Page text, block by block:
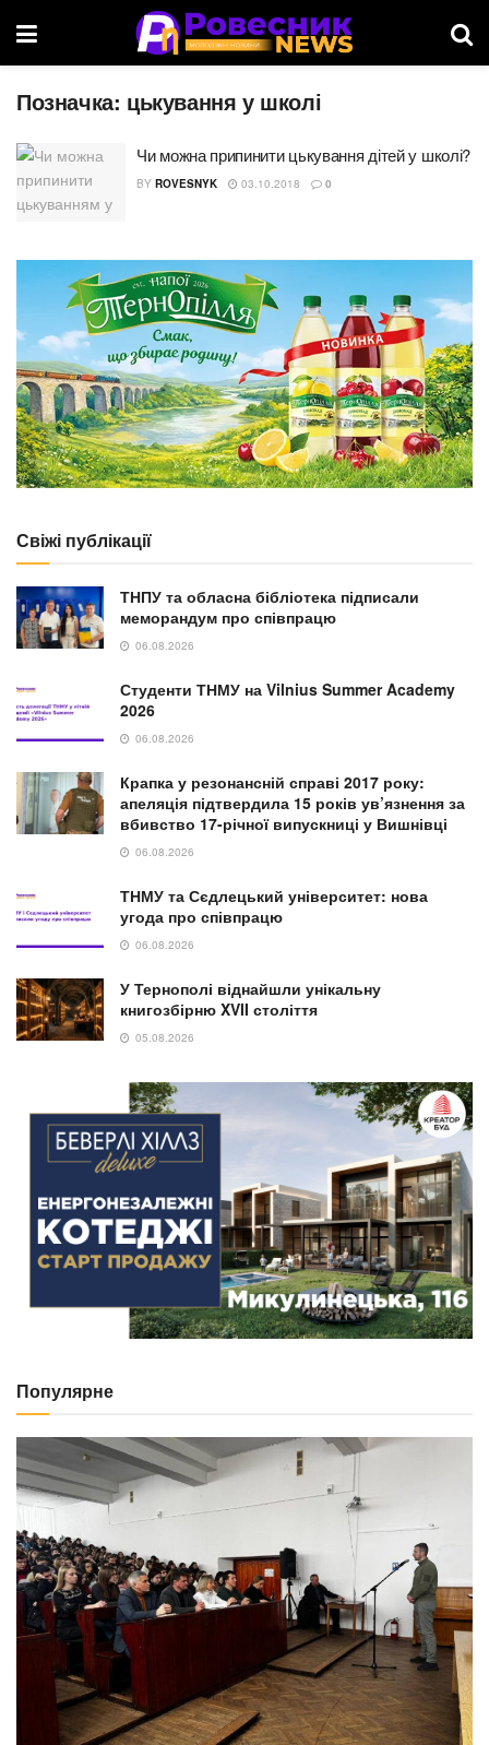
Позначка: цькування у школі
Чи можна припинити цькування дітей у школі?
BY ROVESNYK 03.10.2018 0
Свіжі публікації
ТНПУ та обласна бібліотека підписали
меморандум про співпрацю
06.08.2026
Студенти ТНМУ на Vilnius Summer Academy
2026
06.08.2026
Крапка у резонансній справі 2017 року:
апеляція підтвердила 15 років ув’язнення за
вбивство 17-річної випускниці у Вишнівці
06.08.2026
ТНМУ та Сєдлецький університет: нова
угода про співпрацю
06.08.2026
У Тернополі віднайшли унікальну
книгозбірню XVII століття
05.08.2026
Популярне